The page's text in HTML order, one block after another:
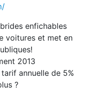
enfichables
voitures et met en
2013
annuelle de 5%
?